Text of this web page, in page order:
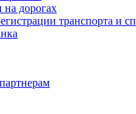
дорогах
транспорта и